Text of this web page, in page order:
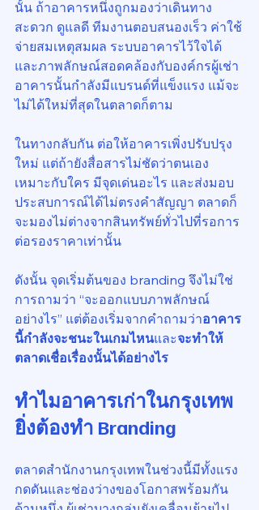
นั้น ถ้าอาคารหนึ่งถูกมองว่าเดินทาง
สะดวก ดูแลดี ทีมงานตอบสนองเร็ว ค่าใช้
จ่ายสมเหตุสมผล ระบบอาคารไว้ใจได้
และภาพลักษณ์สอดคล้องกับองค์กรผู้เช่า
อาคารนั้นกำลังมีแบรนด์ที่แข็งแรง แม้จะ
ไม่ได้ใหม่ที่สุดในตลาดก็ตาม
ในทางกลับกัน ต่อให้อาคารเพิ่งปรับปรุง
ใหม่ แต่ถ้ายังสื่อสารไม่ชัดว่าตนเอง
เหมาะกับใคร มีจุดเด่นอะไร และส่งมอบ
ประสบการณ์ได้ไม่ตรงคำสัญญา ตลาดก็
จะมองไม่ต่างจากสินทรัพย์ทั่วไปที่รอการ
ต่อรองราคาเท่านั้น
ดังนั้น จุดเริ่มต้นของ branding จึงไม่ใช่
การถามว่า “จะออกแบบภาพลักษณ์
อย่างไร” แต่ต้องเริ่มจากคำถามว่าอาคาร
นี้กำลังจะชนะในเกมไหนและจะทำให้
ตลาดเชื่อเรื่องนั้นได้อย่างไร
ทำไมอาคารเก่าในกรุงเทพ
ยิ่งต้องทำ Branding
ตลาดสำนักงานกรุงเทพในช่วงนี้มีทั้งแรง
กดดันและช่องว่างของโอกาสพร้อมกัน